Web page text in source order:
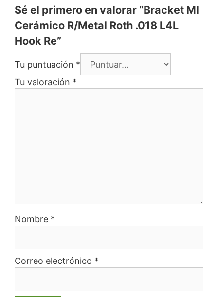
Sé el primero en valorar “Bracket Ml
Cerámico R/Metal Roth .018 L4L
Hook Re”
Tu puntuación *
Tu valoración *
Nombre *
Correo electrónico *